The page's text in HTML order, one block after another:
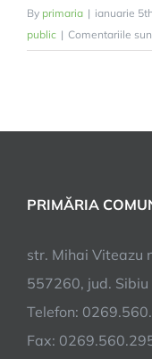
By primaria | ianuarie
public | Comentariile
PRIMĂRIA
str. Mihai Viteazu
557260, jud. Sibiu
Telefon:
Fax: